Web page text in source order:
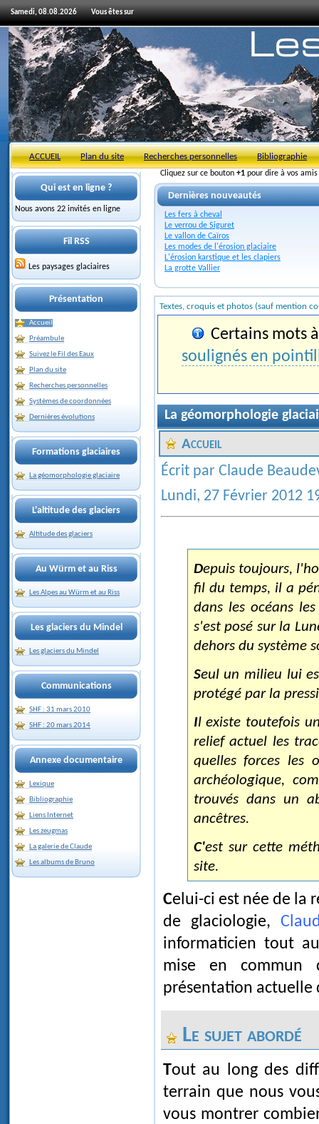
Samedi, 08.08.2026 Vous êtes sur
ACCUEIL Plan du site Recherches personnelles Bibliographie
Cliquez sur ce bouton +1 pour dire à vos
Qui est en ligne ?
Nous avons 22 invités en ligne
Fil RSS
Les paysages glaciaires
Présentation
Accueil
Préambule
Suivez le Fil des Eaux
Plan du site
Recherches personnelles
Systèmes de coordonnées
Dernières évolutions
Formations glaciaires
La géomorphologie glaciaire
L'altitude des glaciers
Altitude des glaciers
Au Würm et au Riss
Les Alpes au Würm et au Riss
Les glaciers du Mindel
Les glaciers du Mindel
Communications
SHF : 31 mars 2010
SHF : 20 mars 2014
Annexe documentaire
Lexique
Bibliographie
Liens Internet
Les zeugmas
La galerie de Claude
Les albums de Bruno
Dernières nouveautés
Les fers à cheval
Le verrou de Siguret
Le vallon de Caïros
Les modes de l'érosion glaciaire
L'érosion karstique et les clapiers
La grotte Vallier
Textes, croquis et photos (sauf mention
Certains mots
soulignés en
La géomorphologie
Accueil
Écrit par Claude
Lundi, 27 Février 2012
Depuis toujours, l'homme a cherché à explorer le monde autour de lui. Au
fil du temps, il a
dans les océans
s'est posé sur la
dehors du système
Seul un milieu lui est resté impénétrable, celui de l'intérieur des glaciers,
protégé par la
Il existe toutefois une méthode indirecte, qui consiste à observer dans le
relief actuel les
quelles forces les
archéologique,
trouvés dans un
ancêtres.
C'est sur cette méthode que se basent les recherches exposées dans ce
site.
Celui-ci est née de la rencontre d’un amoureux de la montagne passionné
de glaciologie,
informaticien tout
mise en commun
présentation actuelle
Le sujet abordé
Tout au long des différentes études, hypothèses et vérifications sur le
terrain que nous
vous montrer